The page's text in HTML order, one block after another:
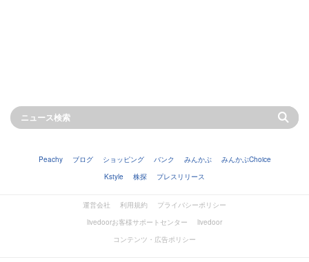
Peachy ブログ ショッピング バンク みんかぶ
みんかぶChoice
Kstyle
株探 プレスリリース
運営会社 利用規約
プライバシーポリシー
livedoorお客様サポートセンター
livedoor
コンテンツ・広告ポリシー